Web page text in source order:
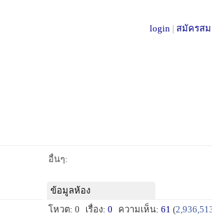
login | สมัครส
อื่นๆ:
ข้อมูลห้อง
โหวต: 0
เรื่อง: 0 ความเห็น: 61 (